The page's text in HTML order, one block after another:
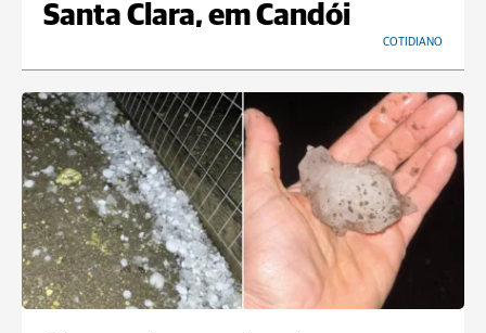
Santa Clara, em Candói
COTIDIANO